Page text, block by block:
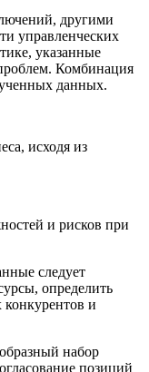
другими
управленческих
указанные
Комбинация
данных.
исходя из
и рисков при
следует
определить
и
набор
позиций